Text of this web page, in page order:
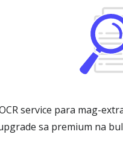
service para mag-
sa premium na